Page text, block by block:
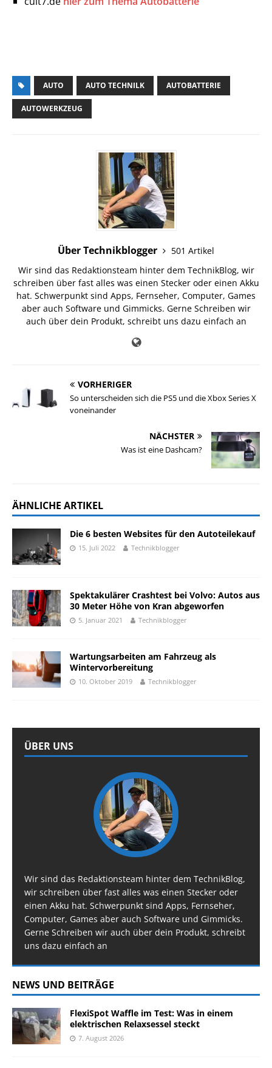
AUTO AUTO TECHNILK AUTOBATTERIE
AUTOWERKZEUG
Über Technikblogger
501 Artikel
Wir sind das Redaktionsteam hinter dem TechnikBlog, wir
schreiben über fast alles was einen Stecker oder einen Akku
hat. Schwerpunkt sind Apps, Fernseher, Computer, Games
aber auch Software und Gimmicks. Gerne Schreiben wir
auch über dein Produkt, schreibt uns dazu einfach an
VORHERIGER
So unterscheiden sich die PS5 und die Xbox Series X
voneinander
NÄCHSTER
Was ist eine Dashcam?
ÄHNLICHE ARTIKEL
Die 6 besten Websites für den Autoteilekauf
15. Juli 2022 Technikblogger
Spektakulärer Crashtest bei Volvo: Autos aus
30 Meter Höhe von Kran abgeworfen
5. Januar 2021 Technikblogger
Wartungsarbeiten am Fahrzeug als
Wintervorbereitung
10. Oktober 2019 Technikblogger
ÜBER UNS
Wir sind das Redaktionsteam hinter dem TechnikBlog,
wir schreiben über fast alles was einen Stecker oder
einen Akku hat. Schwerpunkt sind Apps, Fernseher,
Computer, Games aber auch Software und Gimmicks.
Gerne Schreiben wir auch über dein Produkt, schreibt
uns dazu einfach an
NEWS UND BEITRÄGE
FlexiSpot Waffle im Test: Was in einem
elektrischen Relaxsessel steckt
7. August 2026